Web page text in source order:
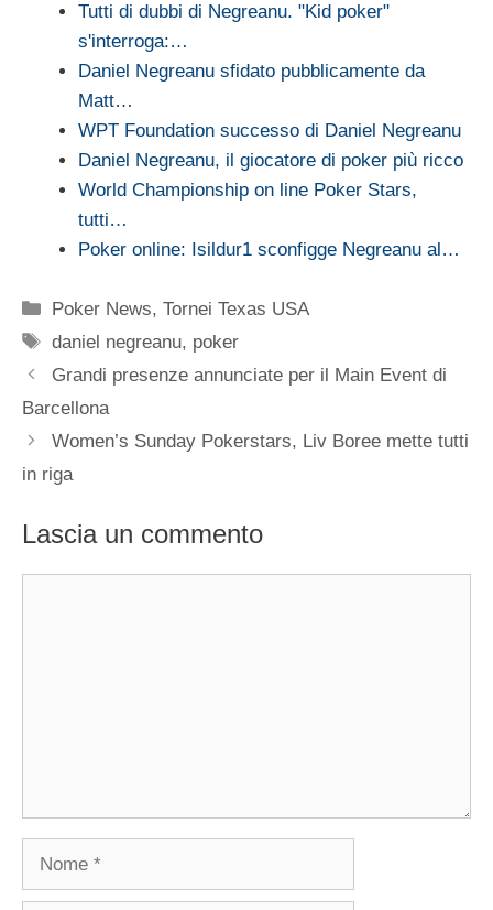
Tutti di dubbi di Negreanu. "Kid poker"
s'interroga:…
Daniel Negreanu sfidato pubblicamente da
Matt…
WPT Foundation successo di Daniel Negreanu
Daniel Negreanu, il giocatore di poker più ricco
World Championship on line Poker Stars,
tutti…
Poker online: Isildur1 sconfigge Negreanu al…
Categorie
Poker News,Tornei Texas USA
Tag
daniel negreanu, poker
Grandi presenze annunciate per il Main Event di
Barcellona
Women’s Sunday Pokerstars, Liv Boree mette tutti
in riga
Lascia un commento
Nome